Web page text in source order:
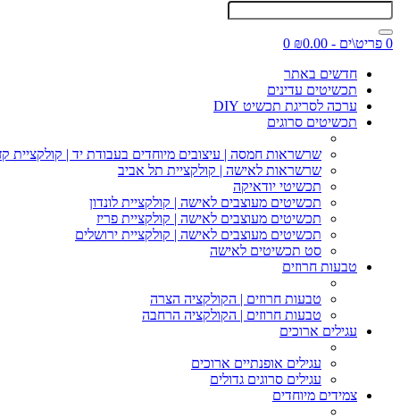
0 פריט\ים - ₪0.00
0
חדשים באתר
תכשיטים עדינים
ערכה לסריגת תכשיט DIY
תכשיטים סרוגים
שרשראות חמסה | עיצובים מיוחדים בעבודת יד | קולקציית
שרשראות לאישה | קולקציית תל אביב
תכשיטי יודאיקה
תכשיטים מעוצבים לאישה | קולקציית לונדון
תכשיטים מעוצבים לאישה | קולקציית פריז
תכשיטים מעוצבים לאישה | קולקציית ירושלים
סט תכשיטים לאישה
טבעות חרוזים
טבעות חרוזים | הקולקציה הצרה
טבעות חרוזים | הקולקציה הרחבה
עגילים ארוכים
עגילים אופנתיים ארוכים
עגילים סרוגים גדולים
צמידים מיוחדים